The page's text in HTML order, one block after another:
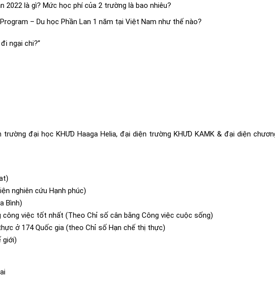
2022 là gì? Mức học phí của 2 trường là bao nhiêu?
– Du học Phần Lan 1 năm tại Việt Nam như thế nào?
ngại chi?”
đại học KHƯD Haaga Helia, đại diện trường KHƯD KAMK & đại diện
nghiên cứu Hạnh phúc)
Bình)
việc tốt nhất (Theo Chỉ số cân bằng Công việc cuộc sống)
ở 174 Quốc gia (theo Chỉ số Hạn chế thị thực)
giới)